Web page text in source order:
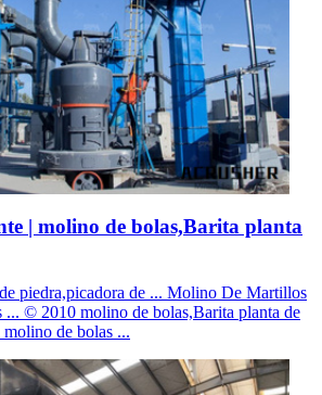
| molino de bolas,Barita planta
piedra,picadora de ... Molino De Martillos
... © 2010 molino de bolas,Barita planta de
de bolas ...